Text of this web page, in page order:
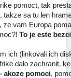
pomoct, tak
sa tu len
vam Europa
To je este
ich (linkovali ich
dalo zachranit,
akoze pomoci,